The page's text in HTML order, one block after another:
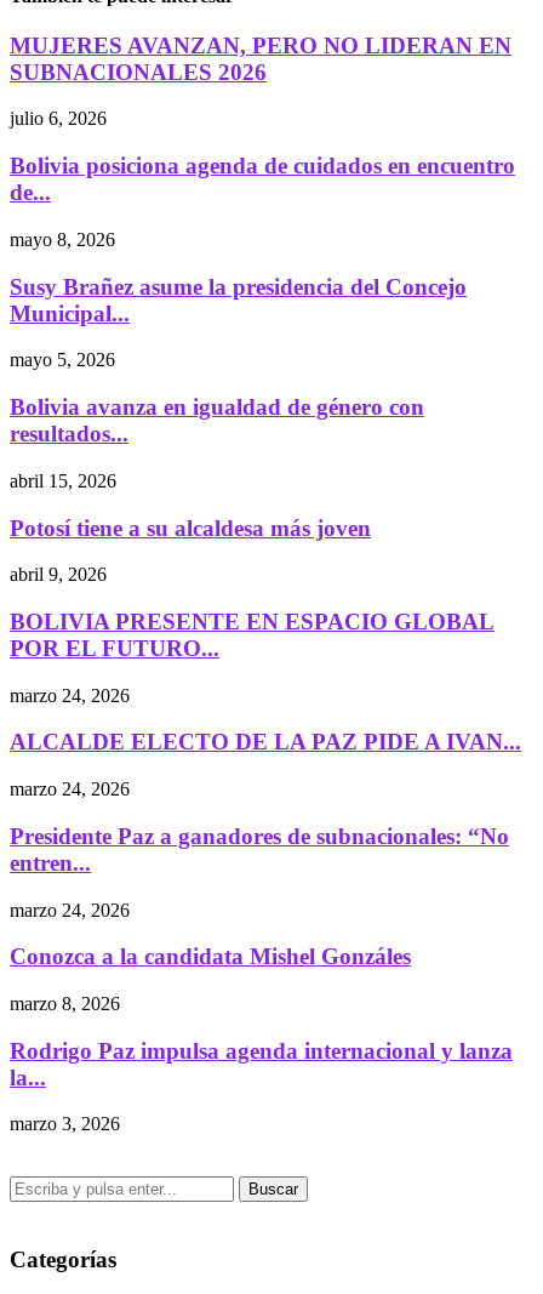
MUJERES AVANZAN, PERO NO LIDERAN EN
SUBNACIONALES 2026
julio 6, 2026
Bolivia posiciona agenda de cuidados en encuentro
de...
mayo 8, 2026
Susy Brañez asume la presidencia del Concejo
Municipal...
mayo 5, 2026
Bolivia avanza en igualdad de género con
resultados...
abril 15, 2026
Potosí tiene a su alcaldesa más joven
abril 9, 2026
BOLIVIA PRESENTE EN ESPACIO GLOBAL
POR EL FUTURO...
marzo 24, 2026
ALCALDE ELECTO DE LA PAZ PIDE A IVAN...
marzo 24, 2026
Presidente Paz a ganadores de subnacionales: “No
entren...
marzo 24, 2026
Conozca a la candidata Mishel Gonzáles
marzo 8, 2026
Rodrigo Paz impulsa agenda internacional y lanza
la...
marzo 3, 2026
Buscar
Categorías